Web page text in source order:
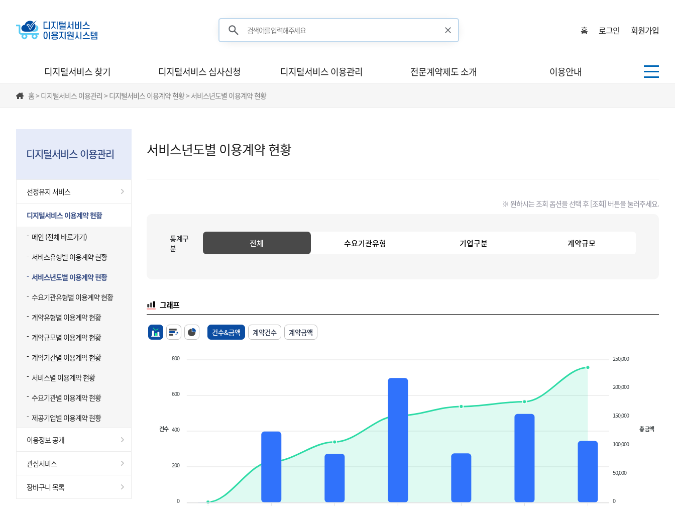
검색어를 입력해주세요 홈 로그인 회원가입
디지털서비스 찾기 디지털서비스 심사신청 디지털서비스 이용관리 전문계약제도 소개 이용안내
홈 > 디지털서비스 이용관리 > 디지털서비스 이용계약 현황 > 서비스년도별 이용계약 현황
디지털서비스 이용관리
선정유지 서비스
디지털서비스 이용계약 현황
메인 (전체 바로가기)
서비스유형별 이용계약 현황
서비스년도별 이용계약 현황
수요기관유형별 이용계약 현황
계약유형별 이용계약 현황
계약규모별 이용계약 현황
계약기간별 이용계약 현황
서비스별 이용계약 현황
수요기관별 이용계약 현황
제공기업별 이용계약 현황
이용정보 공개
관심서비스
장바구니 목록
서비스년도별 이용계약 현황
※ 원하시는 조회 옵션을 선택 후 [조회] 버튼을 눌러주세요.
통계구
분
전체 수요기관유형 기업구분 계약규모
그래프
건수&금액 계약건수 계약금액
800
600
400
200
0
건수
250,000
200,000
150,000
100,000
50,000
0
총 금액